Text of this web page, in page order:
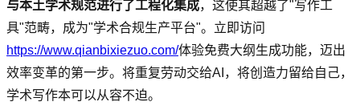
与本土学术规范进行了工程化集成，这使其超越了"写作工
具"范畴，成为"学术合规生产平台"。立即访问
https://www.qianbixiezuo.com/体验免费大纲生成功能，迈出
效率变革的第一步。将重复劳动交给AI，将创造力留给自己，
学术写作本可以从容不迫。